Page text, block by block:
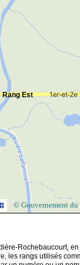
Rang Est
© Gouvernement du
Rochebaucourt, en
les rangs utilisés